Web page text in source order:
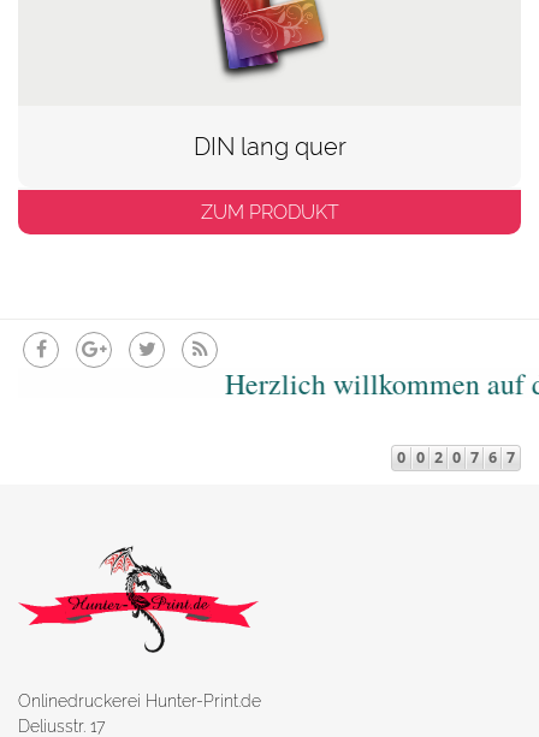
DIN lang quer
ZUM PRODUKT
Herzlich willkommen auf
Onlinedruckerei Hunter-Print.de
Deliusstr. 17